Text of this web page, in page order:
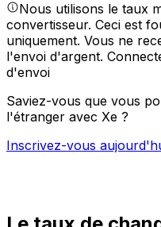
Nous utilisons le taux
convertisseur. Ceci est
uniquement. Vous ne
l'envoi d'argent.
d'envoi
Saviez-vous que vous
l'étranger avec Xe ?
Inscrivez-vous